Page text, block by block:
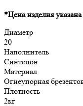
*Цена изделия
Диаметр
20
Наполнитель
Синтепон
Материал
Огнеупорная
Плотность
2кг